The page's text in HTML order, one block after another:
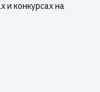
и конкурсах на